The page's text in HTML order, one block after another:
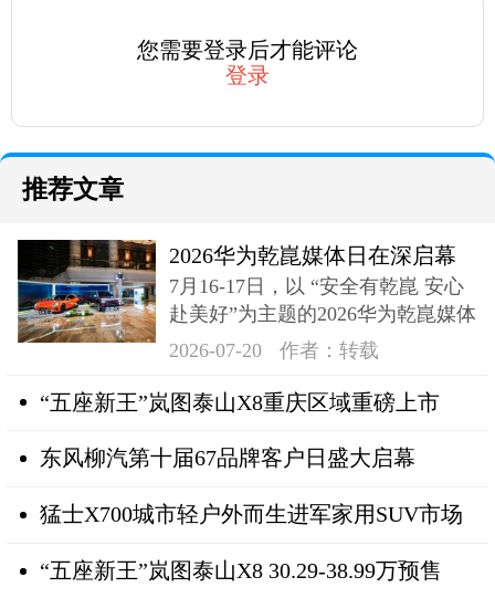
您需要登录后才能评论
登录
推荐文章
2026华为乾崑媒体日在深启幕
奕境X9登场
7月16-17日，以 “安全有乾崑 安心
赴美好”为主题的2026华为乾崑媒体
日在深成功举办
2026-07-20 作者：转载
“五座新王”岚图泰山X8重庆区域重磅上市
东风柳汽第十届67品牌客户日盛大启幕
猛士X700城市轻户外而生进军家用SUV市场
“五座新王”岚图泰山X8 30.29-38.99万预售